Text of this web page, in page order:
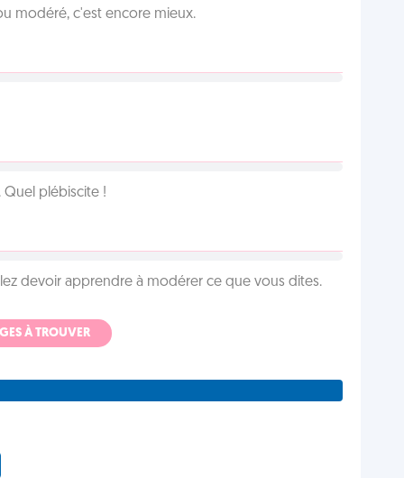
modéré, c'est encore mieux.
Quel plébiscite !
devoir apprendre à modérer ce que vous dites.
À TROUVER